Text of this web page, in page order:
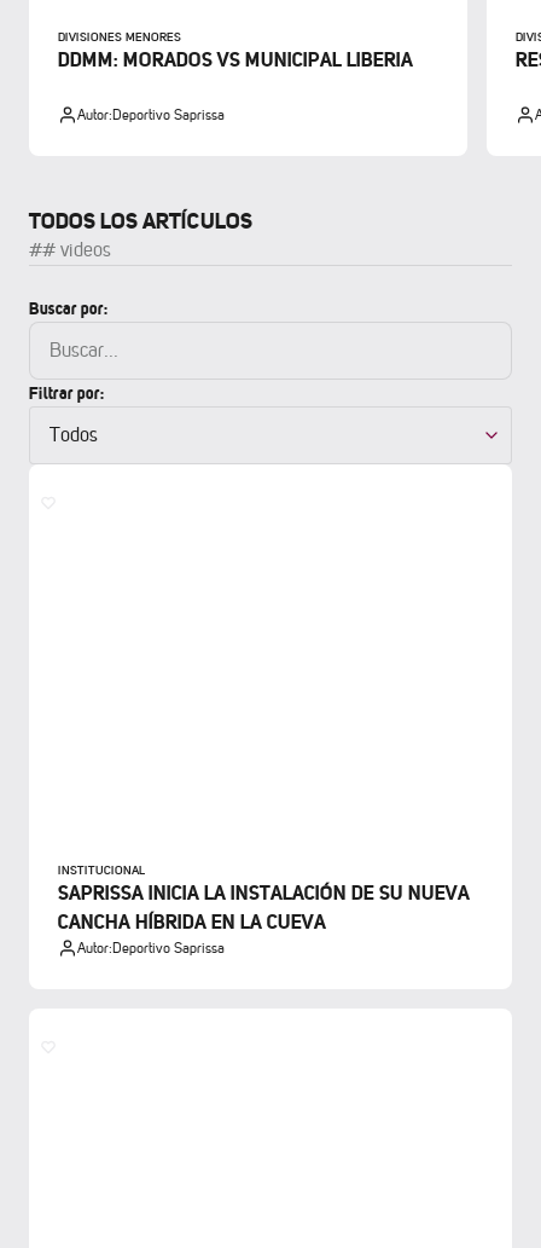
DIVISIONES MENORES
DDMM: MORADOS VS MUNICIPAL LIBERIA
Autor:Deportivo Saprissa
TODOS LOS ARTÍCULOS
## videos
Filtrar por:
Buscar por:
INSTITUCIONAL
SAPRISSA INICIA LA INSTALACIÓN DE SU NUEVA
CANCHA HÍBRIDA EN LA CUEVA
Autor:Deportivo Saprissa